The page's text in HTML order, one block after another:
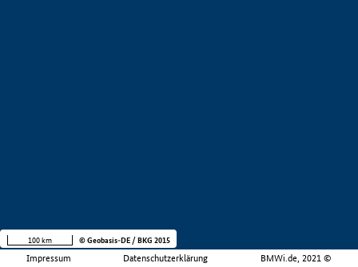
Impressum Datenschutzerklärung BMWi.de, 2021 ©
100 km © Geobasis-DE / BKG 2015